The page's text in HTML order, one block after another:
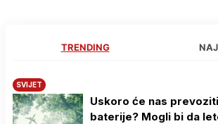
TRENDING
SVIJET
Uskoro će nas
baterije? Mogli bi da